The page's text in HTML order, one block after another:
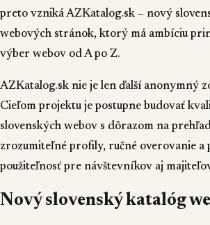
preto vznikáAZKatalog.sk – nový
webových stránok, ktorý má ambíciu
výber webov od A po Z.
AZKatalog.sk nie je len ďalší anonymný
Cieľom projektu je postupne budovať
slovenských webov s dôrazom na
zrozumiteľné profily, ručné overovanie a
použiteľnosť pre návštevníkov aj
Nový slovenský katalóg